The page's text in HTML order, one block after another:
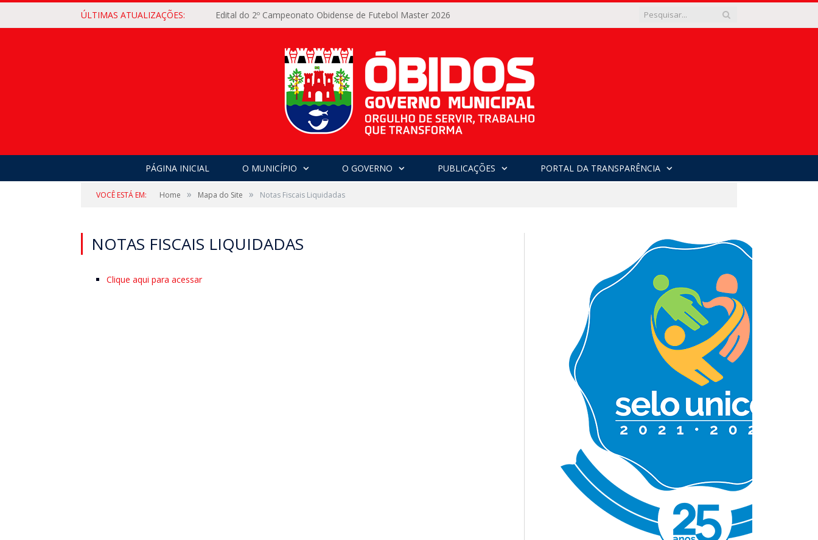
ÚLTIMAS ATUALIZAÇÕES: Edital do 2º Campeonato Obidense de Futebol Master 2026
PÁGINA INICIAL O MUNICÍPIO O GOVERNO PUBLICAÇÕES PORTAL DA TRANSPARÊNCIA
VOCÊ ESTÁ EM: Home » Mapa do Site » Notas Fiscais Liquidadas
NOTAS FISCAIS LIQUIDADAS
Clique aqui para acessar